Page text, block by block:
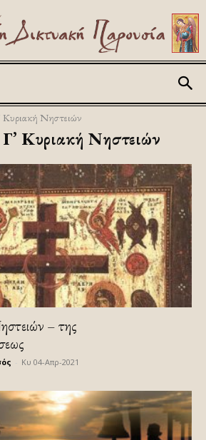
Κυριακή Νηστειών
Γ’ Κυριακή Νηστειών
– της
Κυ 04-Απρ-2021